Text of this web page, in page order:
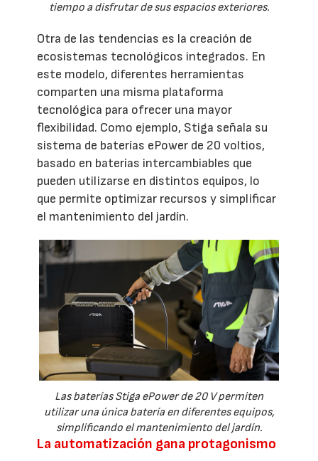
tiempo a disfrutar de sus espacios exteriores.
Otra de las tendencias es la creación de
ecosistemas tecnológicos integrados. En
este modelo, diferentes herramientas
comparten una misma plataforma
tecnológica para ofrecer una mayor
flexibilidad. Como ejemplo, Stiga señala su
sistema de baterías ePower de 20 voltios,
basado en baterías intercambiables que
pueden utilizarse en distintos equipos, lo
que permite optimizar recursos y simplificar
el mantenimiento del jardín.
Las baterías Stiga ePower de 20 V permiten
utilizar una única batería en diferentes equipos,
simplificando el mantenimiento del jardín.
La automatización gana protagonismo